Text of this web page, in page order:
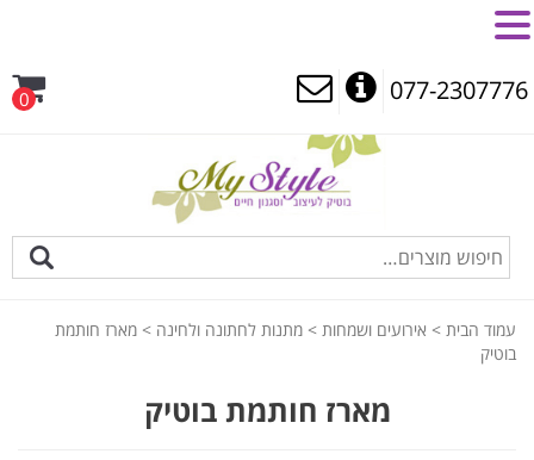
077-2307776
0
עמוד הבית > אירועים ושמחות > מתנות לחתונה ולחינה > מארז חותמת
בוטיק
מארז חותמת בוטיק